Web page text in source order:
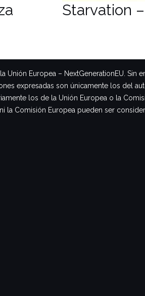
Starvation
Unión Europea – NextGenerationEU. Sin
expresadas son únicamente los del
los de la Unión Europea o la
la Comisión Europea pueden ser